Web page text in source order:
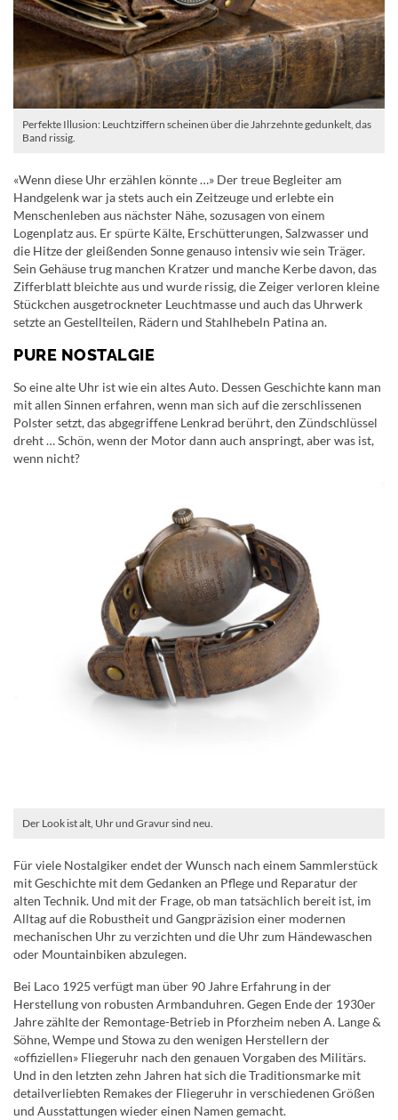
Perfekte Illusion: Leuchtziffern scheinen über die Jahrzehnte gedunkelt, das
Band rissig.
«Wenn diese Uhr erzählen könnte …» Der treue Begleiter am
Handgelenk war ja stets auch ein Zeitzeuge und erlebte ein
Menschenleben aus nächster Nähe, sozusagen von einem
Logenplatz aus. Er spürte Kälte, Erschütterungen, Salzwasser und
die Hitze der gleißenden Sonne genauso intensiv wie sein Träger.
Sein Gehäuse trug manchen Kratzer und manche Kerbe davon, das
Zifferblatt bleichte aus und wurde rissig, die Zeiger verloren kleine
Stückchen ausgetrockneter Leuchtmasse und auch das Uhrwerk
setzte an Gestellteilen, Rädern und Stahlhebeln Patina an.
PURE NOSTALGIE
So eine alte Uhr ist wie ein altes Auto. Dessen Geschichte kann man
mit allen Sinnen erfahren, wenn man sich auf die zerschlissenen
Polster setzt, das abgegriffene Lenkrad berührt, den Zündschlüssel
dreht … Schön, wenn der Motor dann auch anspringt, aber was ist,
wenn nicht?
Der Look ist alt, Uhr und Gravur sind neu.
Für viele Nostalgiker endet der Wunsch nach einem Sammlerstück
mit Geschichte mit dem Gedanken an Pflege und Reparatur der
alten Technik. Und mit der Frage, ob man tatsächlich bereit ist, im
Alltag auf die Robustheit und Gangpräzision einer modernen
mechanischen Uhr zu verzichten und die Uhr zum Händewaschen
oder Mountainbiken abzulegen.
Bei Laco 1925 verfügt man über 90 Jahre Erfahrung in der
Herstellung von robusten Armbanduhren. Gegen Ende der 1930er
Jahre zählte der Remontage-Betrieb in Pforzheim neben A. Lange &
Söhne, Wempe und Stowa zu den wenigen Herstellern der
«offiziellen» Fliegeruhr nach den genauen Vorgaben des Militärs.
Und in den letzten zehn Jahren hat sich die Traditionsmarke mit
detailverliebten Remakes der Fliegeruhr in verschiedenen Größen
und Ausstattungen wieder einen Namen gemacht.